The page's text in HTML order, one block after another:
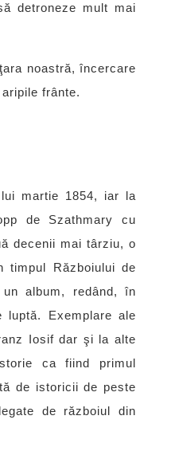
detroneze mult mai
noastră, încercare
frânte.
martie 1854, iar la
de Szathmary cu
decenii mai târziu, o
timpul Războiului de
album, redând, în
luptă. Exemplare ale
Iosif dar şi la alte
ca fiind primul
de istoricii de peste
de războiul din